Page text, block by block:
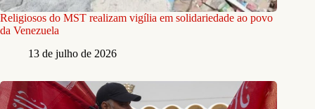
Religiosos do MST realizam vigília em solidariedade ao povo
da Venezuela
13 de julho de 2026